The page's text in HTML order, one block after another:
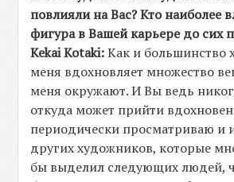
повлияли на Вас? Кто наиболее
фигура в Вашей карьере до сих
Kekai Kotaki:Как и большинство
меня вдохновляет множество
меня окружают. И Вы ведь
откуда может прийти
периодически просматриваю и
других художников, которые
бы выделил следующих людей,